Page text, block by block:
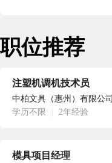
职位推荐
注塑机调机技术员
中柏文具（惠州）有限公司
学历不限
2年经验
模具项目经理